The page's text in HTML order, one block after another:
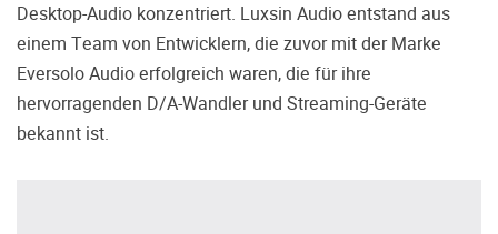
Qual der Wahl?
Warum kommen Sie nicht vorbei und
hören erstmal Probe? Dadurch stellen
Sie sicher, dass Sie die richtige Wahl
Desktop-Audio konzentriert. Luxsin Audio entstand aus
einem Team von Entwicklern, die zuvor mit der Marke
Eversolo Audio erfolgreich waren, die für ihre
hervorragenden D/A-Wandler und Streaming-Geräte
bekannt ist.